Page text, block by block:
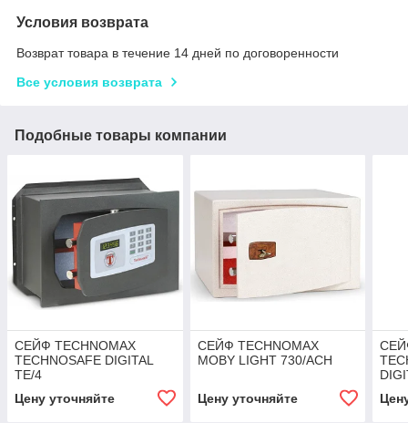
Условия возврата
Возврат товара в течение 14 дней по договоренности
Все условия возврата
Подобные товары компании
СЕЙФ TECHNOMAX
TECHNOSAFE DIGITAL
TE/4
Цену уточняйте
СЕЙФ TECHNOMAX
MOBY LIGHT 730/ACH
Цену уточняйте